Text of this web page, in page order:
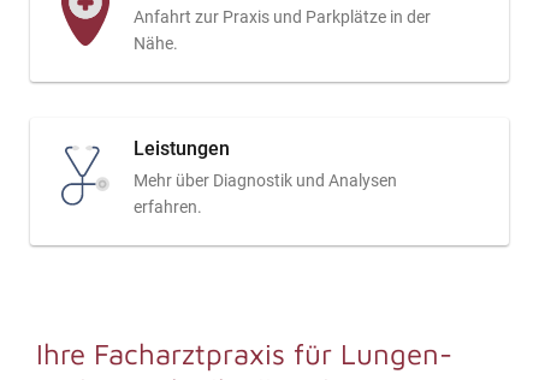
Anfahrt zur Praxis und Parkplätze in der
Nähe.
Leistungen
Mehr über Diagnostik und Analysen
erfahren.
Ihre Facharztpraxis für Lungen-